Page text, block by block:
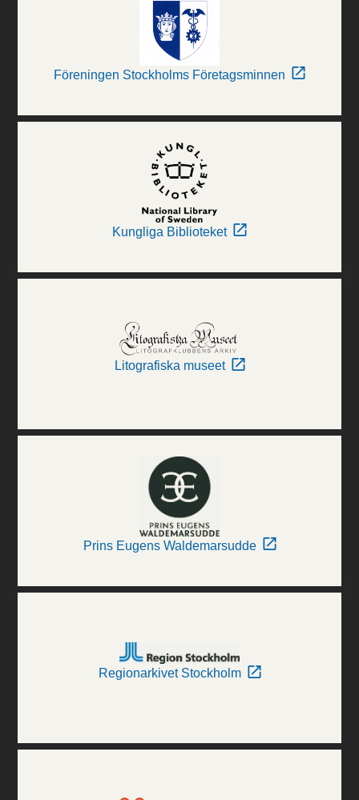
Föreningen Stockholms Företagsminnen
Kungliga Biblioteket
Litografiska museet
Prins Eugens Waldemarsudde
Regionarkivet Stockholm